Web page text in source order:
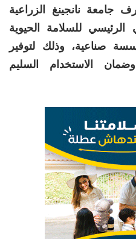
جامعة نانجينغ الزراعية
الرئيسي للسلامة الحيوية
وأكثر من 30 مؤسسة صناعية، وذلك لتوفير
الاستخدام السليم